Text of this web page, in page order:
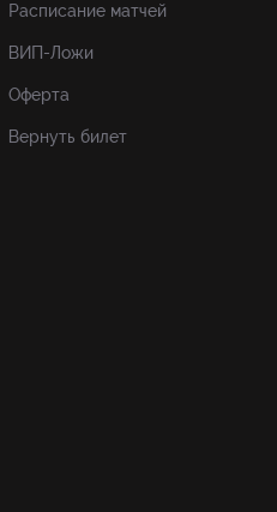
Расписание матчей
ВИП-Ложи
Оферта
Вернуть билет